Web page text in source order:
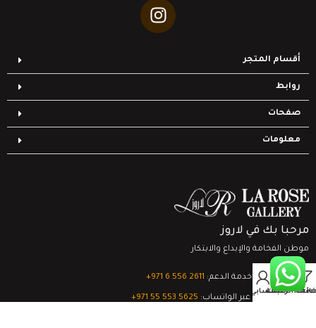
أقسام المتجر
روابط
صفحات
معلومات
مرحبا بك في لاروز
موطن الفخامة والإبداع والابتكار
تواصل مع خدمة الدعم: ‎+971 6 556 2611
الدعم الفني عبر الواتساب: ‎+971 55 553 5625
قائمة الرغبات
0
السلةحسابي